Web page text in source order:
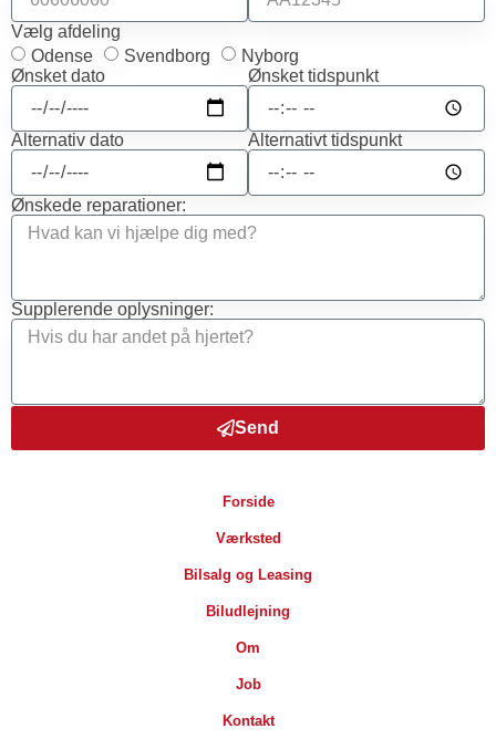
Vælg afdeling
Odense
Svendborg
Nyborg
Ønsket dato
Ønsket tidspunkt
Alternativ dato Alternativt tidspunkt
Ønskede reparationer:
Supplerende oplysninger:
Send
Forside
Værksted
Bilsalg og Leasing
Biludlejning
Om
Job
Kontakt